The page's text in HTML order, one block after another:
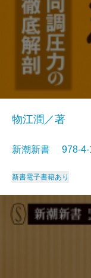
物江潤／著
新潮新書 978-
新書電子書籍あり